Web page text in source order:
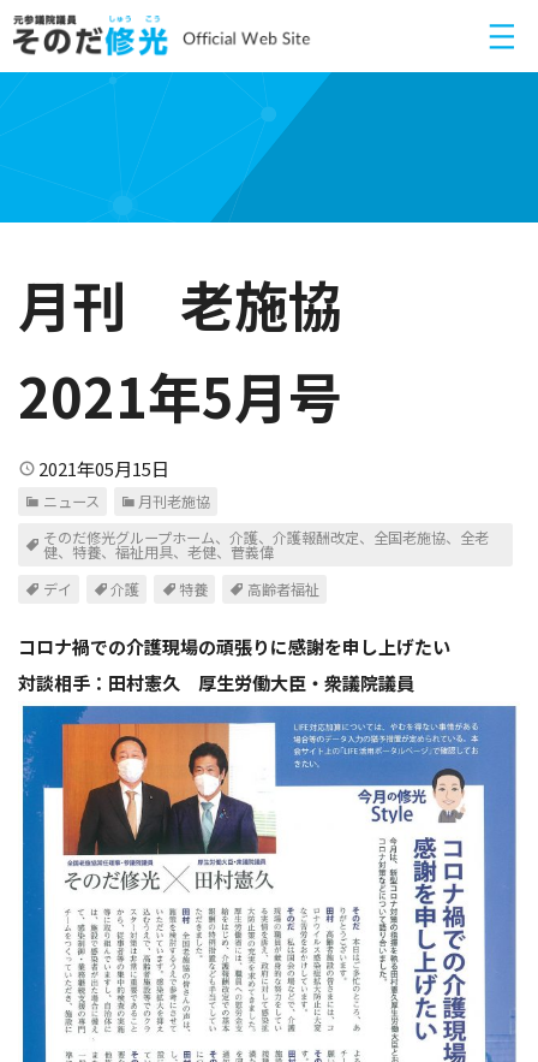
月刊 老施協
2021年5月号
2021年05月15日
ニュース
月刊老施協
そのだ修光グループホーム、介護、介護報酬改定、全国老施協、全老
健、特養、福祉用具、老健、菅義偉
デイ
介護 特養 高齢者福祉
コロナ禍での介護現場の頑張りに感謝を申し上げたい
対談相手：田村憲久 厚生労働大臣・衆議院議員